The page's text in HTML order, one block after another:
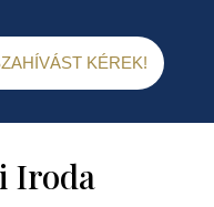
KÉREK!
Iroda